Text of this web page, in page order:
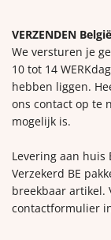
VERZENDEN België
We versturen je
10 tot 14
hebben liggen.
ons contact op te
mogelijk is.
Levering aan huis
Verzekerd BE
breekbaar artikel.
contactformulier